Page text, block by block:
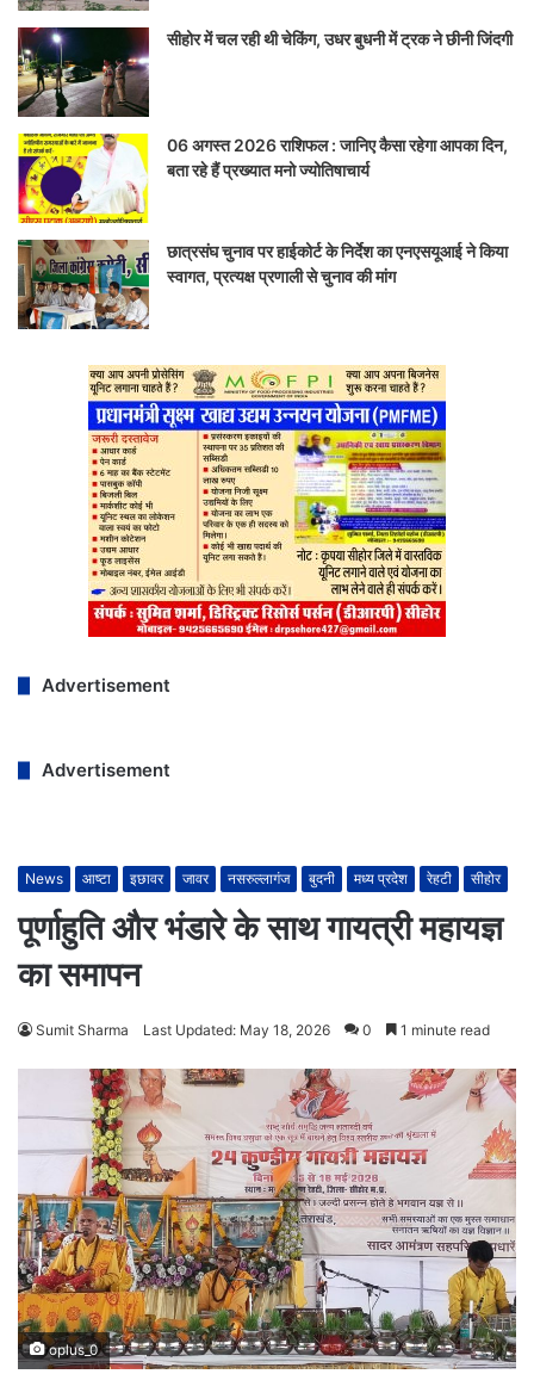
सीहोर में चल रही थी चेकिंग, उधर बुधनी में ट्रक ने छीनी जिंदगी
06 अगस्त 2026 राशिफल : जानिए कैसा रहेगा आपका दिन,
बता रहे हैं प्रख्यात मनो ज्योतिषाचार्य
छात्रसंघ चुनाव पर हाईकोर्ट के निर्देश का एनएसयूआई ने किया
स्वागत, प्रत्यक्ष प्रणाली से चुनाव की मांग
Advertisement
Advertisement